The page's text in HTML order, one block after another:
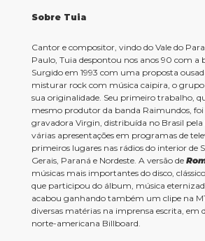
Sobre Tuia
Cantor e compositor, vindo do Vale do
Paulo, Tuia despontou nos anos 90 com a
Surgido em 1993 com uma proposta
misturar rock com música caipira, o grupo
sua originalidade. Seu primeiro trabalho,
mesmo produtor da banda Raimundos, foi
gravadora Virgin, distribuída no Brasil pela
várias apresentações em programas de
primeiros lugares nas rádios do interior de
Gerais, Paraná e Nordeste. A versão de
músicas mais importantes do disco,
que participou do álbum, música
acabou ganhando também um clipe na
diversas matérias na imprensa escrita, em
norte-americana Billboard.